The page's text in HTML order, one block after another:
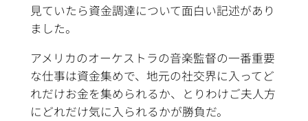
見ていたら資金調達について面白い記述があり
ました。
アメリカのオーケストラの音楽監督の一番重要
な仕事は資金集めで、地元の社交界に入ってど
れだけお金を集められるか、とりわけご夫人方
にどれだけ気に入られるかが勝負だ。